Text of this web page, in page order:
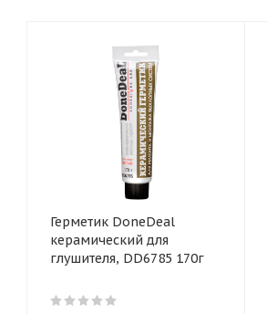
Герметик DoneDeal
керамический для
глушителя, DD6785 170г